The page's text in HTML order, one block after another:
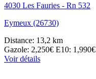
4030 Les Fauries - Rn 532
Eymeux (26730)
Distance: 13,2 km
Gazole: 2,250€ E10: 1,990€
Voir détails